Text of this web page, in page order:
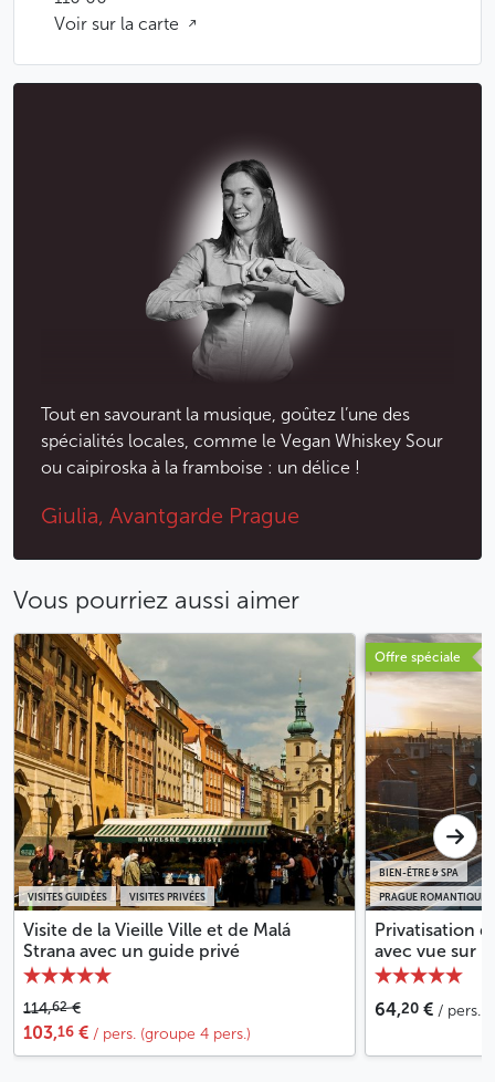
Voir sur la carte
Tout en savourant la musique, goûtez l’une des
spécialités locales, comme le Vegan Whiskey Sour
ou caipiroska à la framboise : un délice !
Giulia, Avantgarde Prague
Vous pourriez aussi aimer
VISITES GUIDÉES VISITES PRIVÉES
Visite de la Vieille Ville et de Malá
Strana avec un guide privé
114,62€
103,16 € / pers. (groupe 4 pers.)
Offre spéciale
PRAGUE ROMANTIQUE
BIEN-ÊTRE & SPA
Privatisation
avec vue sur
64,20 € / pers.